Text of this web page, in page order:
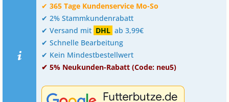
✔ 365 Tage Kundenservice Mo-So
✔ 2% Stammkundenrabatt
✔ Versand mit DHL ab 3,99€
✔ Schnelle Bearbeitung
✔ Kein Mindestbestellwert
✔ 5% Neukunden-Rabatt (Code: neu5)